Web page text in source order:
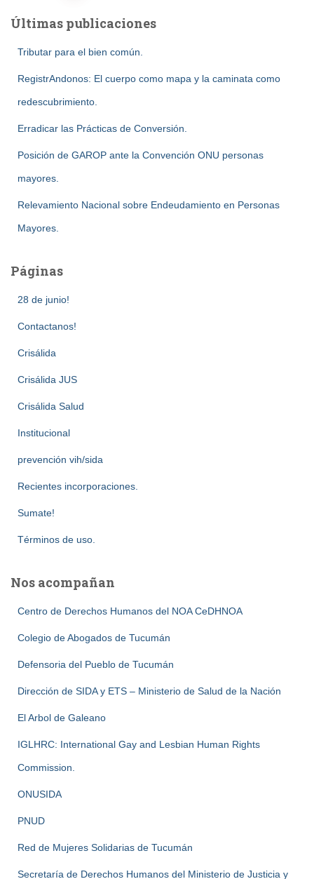
de
entradas
Últimas publicaciones
Tributar para el bien común.
RegistrAndonos: El cuerpo como mapa y la caminata como
redescubrimiento.
Erradicar las Prácticas de Conversión.
Posición de GAROP ante la Convención ONU personas
mayores.
Relevamiento Nacional sobre Endeudamiento en Personas
Mayores.
Páginas
28 de junio!
Contactanos!
Crisálida
Crisálida JUS
Crisálida Salud
Institucional
prevención vih/sida
Recientes incorporaciones.
Sumate!
Términos de uso.
Nos acompañan
Centro de Derechos Humanos del NOA CeDHNOA
Colegio de Abogados de Tucumán
Defensoria del Pueblo de Tucumán
Dirección de SIDA y ETS – Ministerio de Salud de la Nación
El Arbol de Galeano
IGLHRC: International Gay and Lesbian Human Rights
Commission.
ONUSIDA
PNUD
Red de Mujeres Solidarias de Tucumán
Secretaría de Derechos Humanos del Ministerio de Justicia y